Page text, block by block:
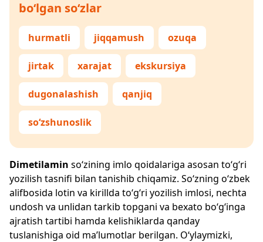
bo‘lgan so‘zlar
hurmatli jiqqamush ozuqa
jirtak xarajat ekskursiya
dugonalashish qanjiq
so‘zshunoslik
Dimetilamin so‘zining imlo qoidalariga asosan to‘g‘ri
yozilish tasnifi bilan tanishib chiqamiz. So‘zning o‘zbek
alifbosida lotin va kirillda to‘g‘ri yozilish imlosi, nechta
undosh va unlidan tarkib topgani va bexato bo‘g‘inga
ajratish tartibi hamda kelishiklarda qanday
tuslanishiga oid ma’lumotlar berilgan. O‘ylaymizki,